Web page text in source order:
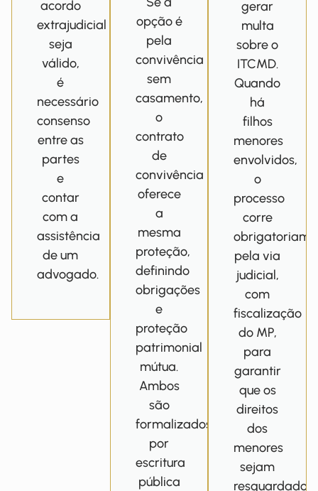
acordo
extrajudicial
seja
válido,
é
necessário
consenso
entre as
partes
e
contar
com a
assistência
de um
advogado.
opção é
pela
convivência
sem
casamento,
o
contrato
de
convivência
oferece
a
mesma
proteção,
definindo
obrigações
e
proteção
patrimonial
mútua.
Ambos
são
formalizados
por
escritura
pública
gerar
multa
sobre o
ITCMD.
Quando
há
filhos
menores
envolvidos,
o
processo
corre
pela via
judicial,
com
fiscalização
do MP,
para
garantir
que os
direitos
dos
menores
sejam
resguardados.